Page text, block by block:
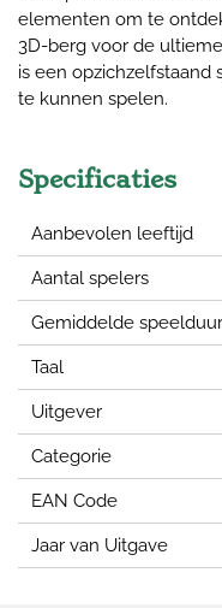
elementen om te
3D-berg voor de
is een opzichzelfstaand
te kunnen spelen.
Specificaties
Aanbevolen leeftijd
Aantal spelers
Gemiddelde speelduur
Taal
Uitgever
Categorie
EAN Code
Jaar van Uitgave